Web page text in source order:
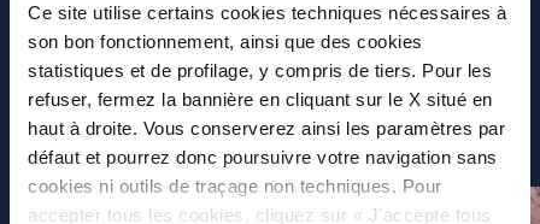
Ce site utilise certains cookies techniques nécessaires à
son bon fonctionnement, ainsi que des cookies
statistiques et de profilage, y compris de tiers. Pour les
refuser, fermez la bannière en cliquant sur le X situé en
haut à droite. Vous conserverez ainsi les paramètres par
défaut et pourrez donc poursuivre votre navigation sans
cookies ni outils de traçage non techniques. Pour
accepter tous les cookies, cliquez sur « J'accepte tous
Partagez l’actualité sur les réseaux sociaux